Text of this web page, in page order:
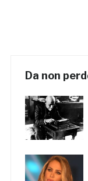
Da non